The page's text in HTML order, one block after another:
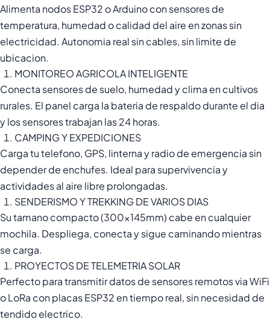
Alimenta nodos ESP32 o Arduino con sensores de
temperatura, humedad o calidad del aire en zonas sin
electricidad. Autonomia real sin cables, sin limite de
ubicacion.
MONITOREO AGRICOLA INTELIGENTE
Conecta sensores de suelo, humedad y clima en cultivos
rurales. El panel carga la bateria de respaldo durante el dia
y los sensores trabajan las 24 horas.
CAMPING Y EXPEDICIONES
Carga tu telefono, GPS, linterna y radio de emergencia sin
depender de enchufes. Ideal para supervivencia y
actividades al aire libre prolongadas.
SENDERISMO Y TREKKING DE VARIOS DIAS
Su tamano compacto (300x145mm) cabe en cualquier
mochila. Despliega, conecta y sigue caminando mientras
se carga.
PROYECTOS DE TELEMETRIA SOLAR
Perfecto para transmitir datos de sensores remotos via WiFi
o LoRa con placas ESP32 en tiempo real, sin necesidad de
tendido electrico.